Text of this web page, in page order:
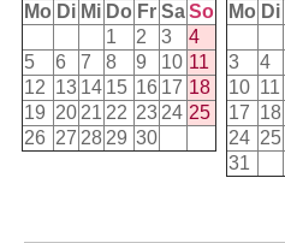
Mo Di Mi Do Fr SaSo
1
2 3
4
5
6 7 8 9 10 11
12 13 14 15 16 17 18
19 20 21 22 23 24 25
26 27 28 29 30
Mo Di
3
4
10 11
17 18
24 25
31